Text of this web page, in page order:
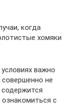
когда
хомяки
важно
не
с